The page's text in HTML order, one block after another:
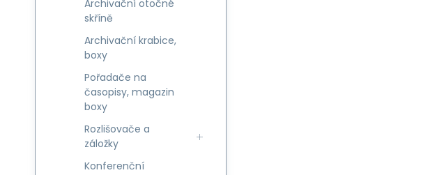
Archivační otočné
skříně
Archivační krabice,
boxy
Pořadače na
časopisy, magazin
boxy
Rozlišovače a
záložky
Konferenční